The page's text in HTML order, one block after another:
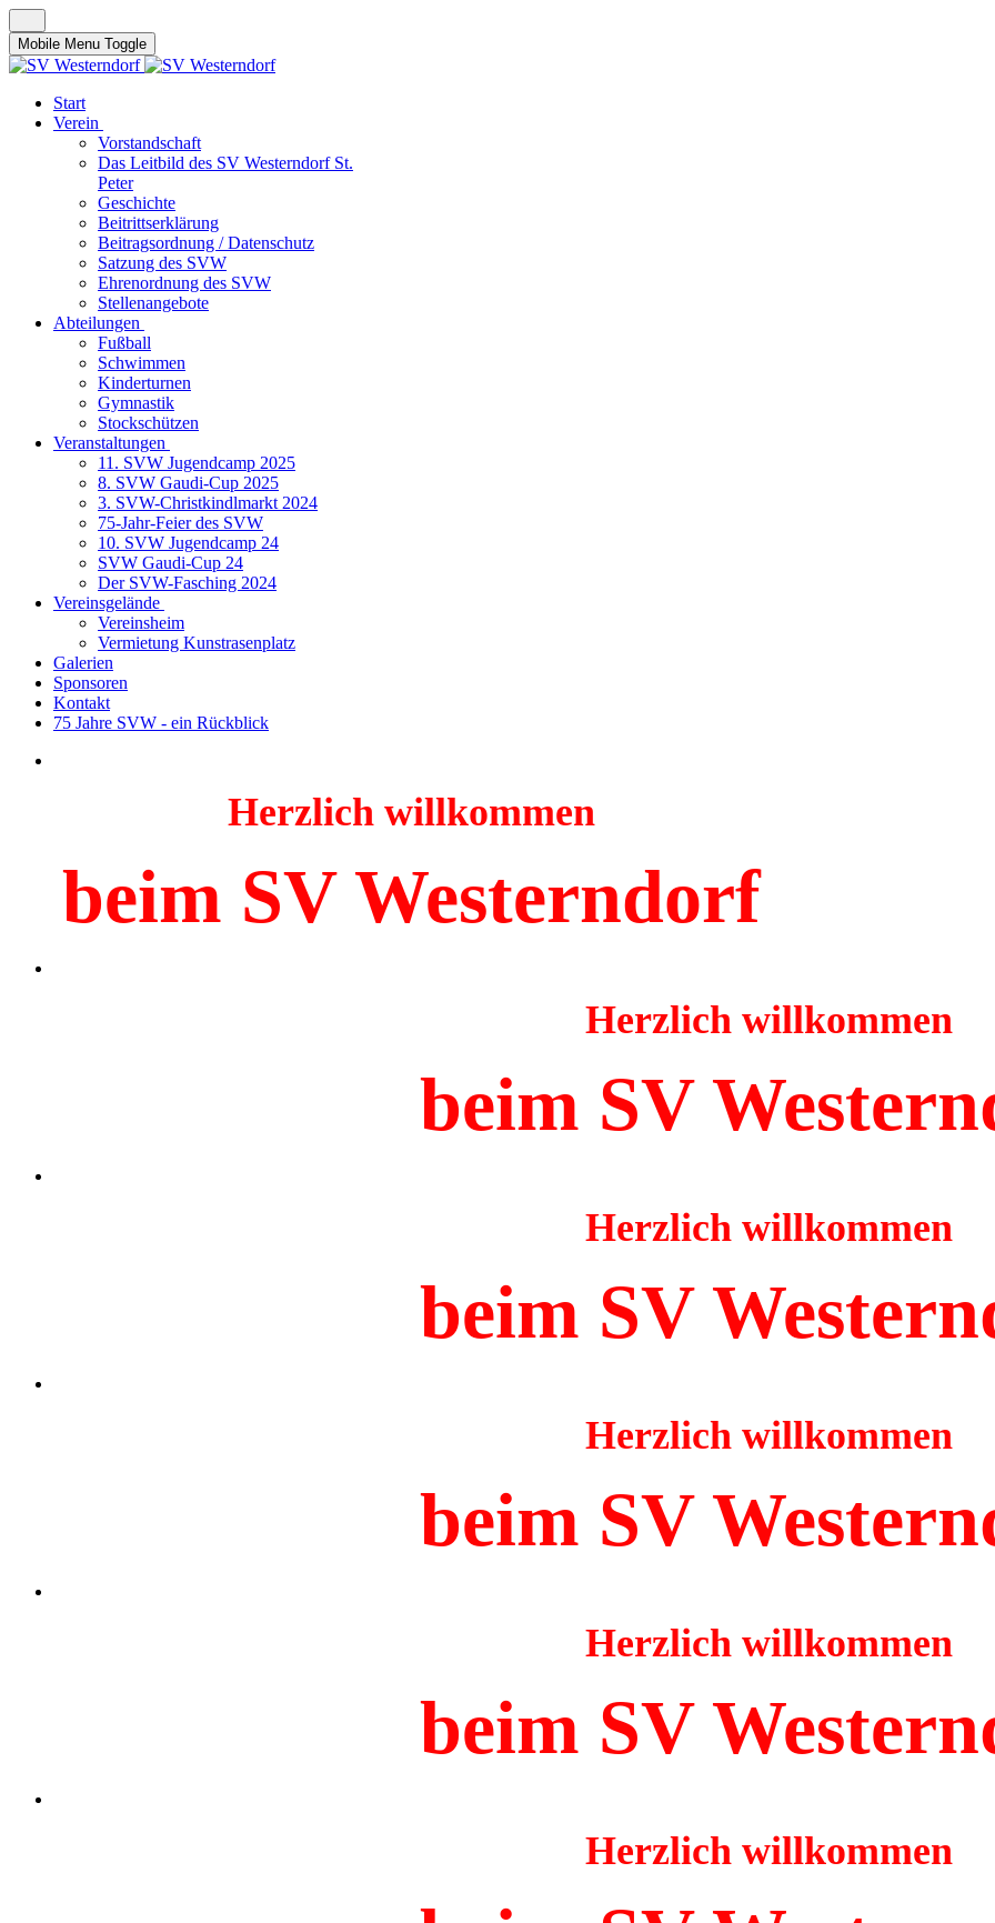
Mobile Menu Toggle
Start
Verein
Vorstandschaft
Das Leitbild des SV Westerndorf St.
Peter
Geschichte
Beitrittserklärung
Beitragsordnung / Datenschutz
Satzung des SVW
Ehrenordnung des SVW
Stellenangebote
Abteilungen
Fußball
Schwimmen
Kinderturnen
Gymnastik
Stockschützen
Veranstaltungen
11. SVW Jugendcamp 2025
8. SVW Gaudi-Cup 2025
3. SVW-Christkindlmarkt 2024
75-Jahr-Feier des SVW
10. SVW Jugendcamp 24
SVW Gaudi-Cup 24
Der SVW-Fasching 2024
Vereinsgelände
Vereinsheim
Vermietung Kunstrasenplatz
Galerien
Sponsoren
Kontakt
75 Jahre SVW - ein Rückblick
Herzlich willkommen
beim SV Westerndorf
Herzlich willkommen
beim SV
Herzlich willkommen
beim SV
Herzlich willkommen
beim SV
Herzlich willkommen
beim SV
Herzlich willkommen